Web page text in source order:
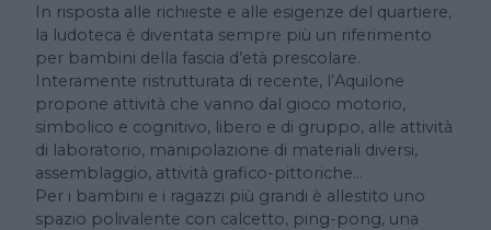
In risposta alle richieste e alle esigenze del quartiere,
la ludoteca è diventata sempre più un riferimento
per bambini della fascia d’età prescolare.
Interamente ristrutturata di recente, l’Aquilone
propone attività che vanno dal gioco motorio,
simbolico e cognitivo, libero e di gruppo, alle attività
di laboratorio, manipolazione di materiali diversi,
assemblaggio, attività grafico-pittoriche…
Per i bambini e i ragazzi più grandi è allestito uno
spazio polivalente con calcetto, ping-pong, una